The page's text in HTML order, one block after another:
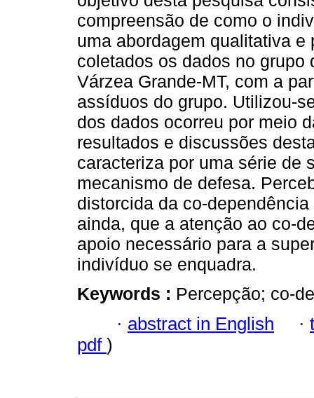
compreensão de como o
uma abordagem qualitativa
coletados os dados no
Várzea Grande-MT, com a
assíduos do grupo. Utilizou-
dos dados ocorreu por meio
resultados e discussões
caracteriza por uma série de
mecanismo de defesa.
distorcida da co-
ainda, que a atenção ao co-
apoio necessário para a
indivíduo se enquadra.
Keywords : Percepção; co-
· abstract in English ·
pdf )